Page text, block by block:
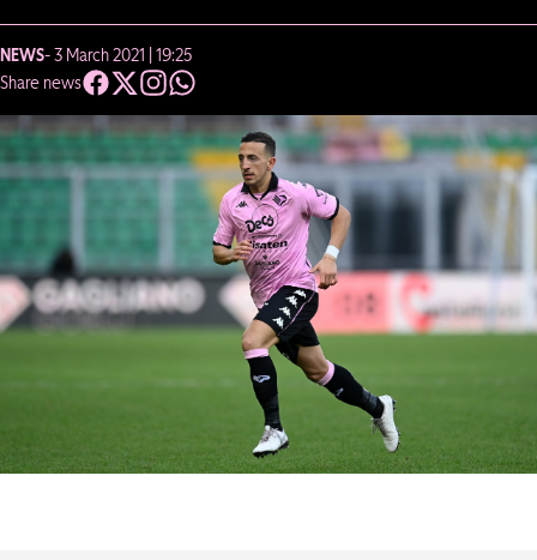
NEWS- 3 March 2021 | 19:25
Share news